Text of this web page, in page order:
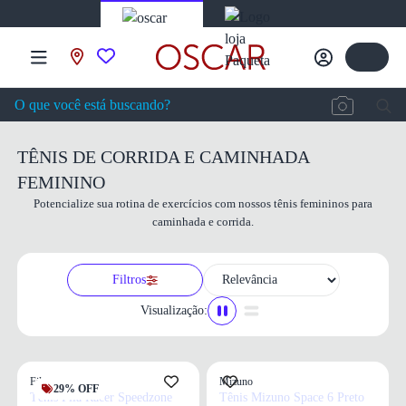
TÊNIS DE CORRIDA E CAMINHADA
FEMININO
Potencialize sua rotina de exercícios com nossos tênis femininos para
caminhada e corrida.
Filtros
Visualização:
29% OFF
Fila
Tênis Fila Racer Speedzone
Mizuno
Tênis Mizuno Space 6 Preto